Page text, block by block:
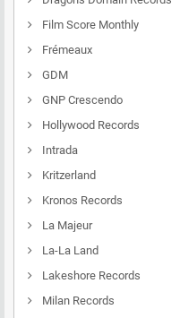
Film Score Monthly
Frémeaux
GDM
GNP Crescendo
Hollywood Records
Intrada
Kritzerland
Kronos Records
La Majeur
La-La Land
Lakeshore Records
Milan Records